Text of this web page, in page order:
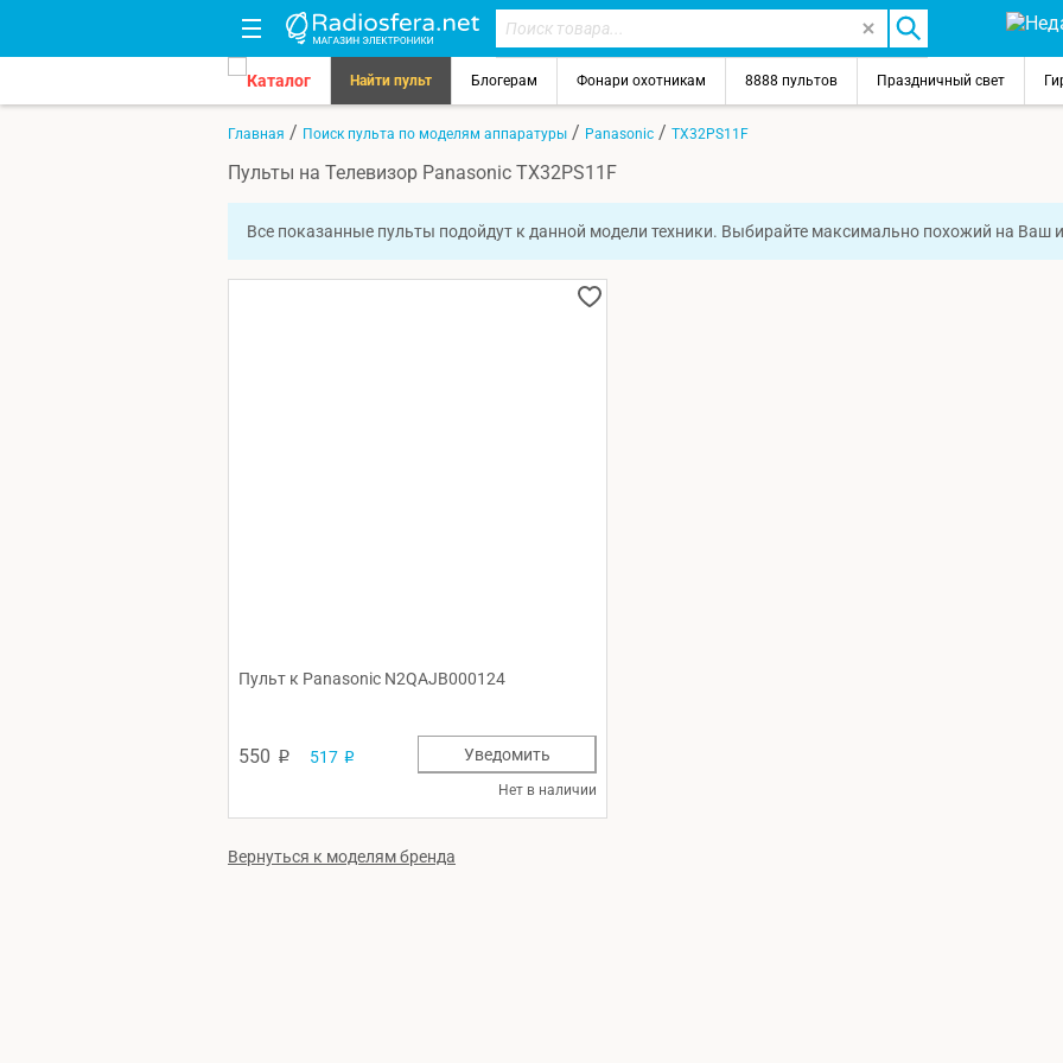
Каталог Найти пульт Блогерам Фонари охотникам 8888 пультов Праздничный свет
Главная / Поиск пульта по моделям аппаратуры / Panasonic / TX32PS11F
Пульты на Телевизор Panasonic TX32PS11F
Все показанные пульты подойдут к данной модели техники. Выбирайте максимально похожий на Ваш
Пульт к Panasonic N2QAJB000124
550 p 517 p
Нет в наличии
Уведомить
Вернуться к моделям бренда